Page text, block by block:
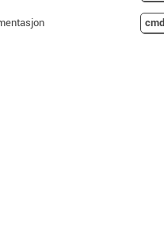
cmd